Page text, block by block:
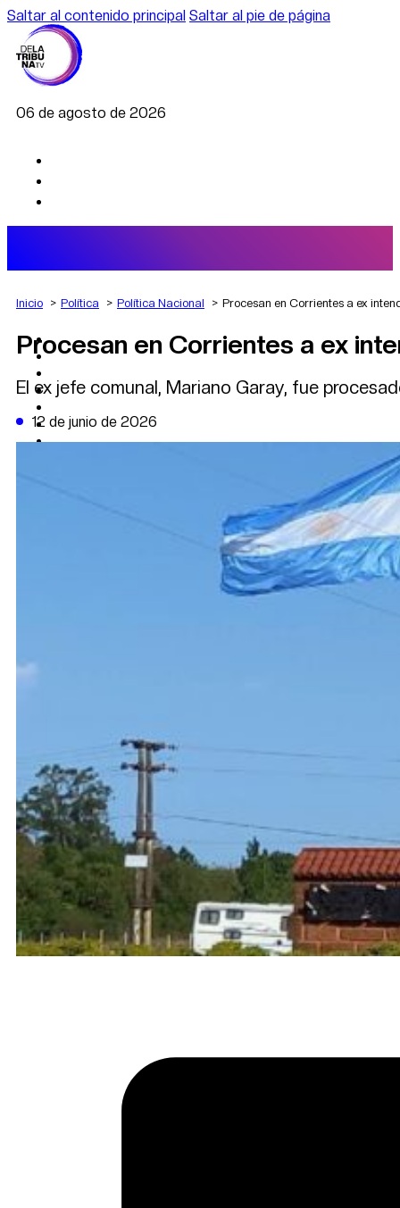
Saltar al contenido principal Saltar al pie de página
06 de agosto de 2026
AGRO
DEPORTES
POLÍTICA
DATA FIRME
DE LA TRIBUNA TV
Inicio Política Política Nacional Procesan en Corrientes a ex
Procesan en Corrientes a ex
El ex jefe comunal, Mariano Garay, fue
12 de junio de 2026